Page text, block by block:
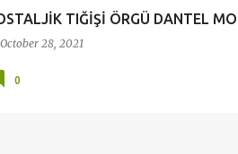
TIĞİŞİ ÖRGÜ DANTEL
October 28, 2021
0